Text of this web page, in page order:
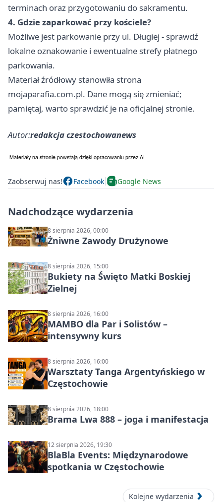
terminach oraz przygotowaniu do sakramentu.
4. Gdzie zaparkować przy kościele?
Możliwe jest parkowanie przy ul. Długiej - sprawdź
lokalne oznakowanie i ewentualne strefy płatnego
parkowania.
Materiał źródłowy stanowiła strona
mojaparafia.com.pl. Dane mogą się zmieniać;
pamiętaj, warto sprawdzić je na oficjalnej stronie.
Autor:redakcja czestochowanews
Zaobserwuj nas! Facebook Google News
Nadchodzące wydarzenia
8 sierpnia 2026, 00:00
Żniwne Zawody Drużynowe
8 sierpnia 2026, 15:00
Bukiety na Święto Matki Boskiej
Zielnej
8 sierpnia 2026, 16:00
MAMBO dla Par i Solistów –
intensywny kurs
8 sierpnia 2026, 16:00
Warsztaty Tanga Argentyńskiego w
Częstochowie
8 sierpnia 2026, 18:00
Brama Lwa 888 – joga i manifestacja
12 sierpnia 2026, 19:30
BlaBla Events: Międzynarodowe
spotkania w Częstochowie
Kolejne wydarzenia